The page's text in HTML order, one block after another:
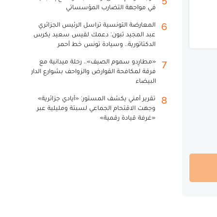
في مواجهة التضارب المؤسساتي
6
المعارضة التونسية تراسل الرئيس الجزائري
عبد المجيد تبون: دعمك لقيس سعيد يكرس
الدكتاتورية.. وسيادة تونس خط أحمر
7
«مطارِدو سموم الصيف».. رحلة ميدانية مع
فرقة لمكافحة القوارض والزواحف بشوارع الدار
البيضاء
8
تقرير أمني يكشف المستور: «أيادي جزائرية»
وجهت الاقتحام الجماعي لسبتة ومليلية عبر
«غرفة قيادة رقمية»